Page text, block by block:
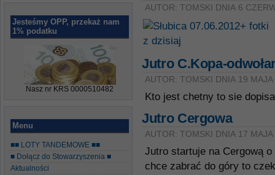
Jesteśmy OPP, przekaż nam
1% podatku
Nasz nr KRS 0000510482
Menu
■■ LOTY TANDEMOWE ■■
■ Dołącz do Stowarzyszenia ■
Aktualności
AUTOR: TOMSKI DNIA 6
Jutro C.Kopa-
AUTOR: TOMSKI DNIA 19 MAJA
Kto jest chetny to sie
Jutro Cergowa
AUTOR: TOMSKI DNIA 17 MAJA
Jutro startuje na Cergową
chce zabrać do góry to